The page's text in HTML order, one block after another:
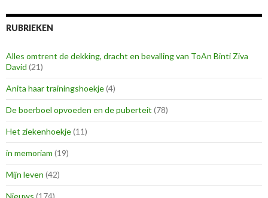
RUBRIEKEN
Alles omtrent de dekking, dracht en bevalling van ToAn Binti Ziva
David (21)
Anita haar trainingshoekje(4)
De boerboel opvoeden en de puberteit (78)
Het ziekenhoekje(11)
in memoriam (19)
Mijn leven (42)
Nieuws (174)